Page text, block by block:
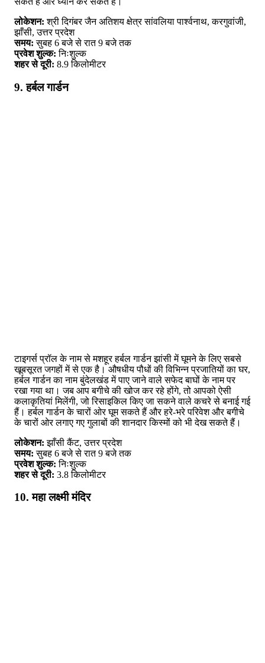
लोकेशन: श्री दिगंबर जैन अतिशय क्षेत्र सांवलिया पार्श्वनाथ, करगुवांजी,
झाँसी, उत्तर प्रदेश
समय: सुबह 6 बजे से रात 9 बजे तक
प्रवेश शुल्क: निःशुल्क
शहर से दूरी: 8.9 किलोमीटर
9. हर्बल गार्डन
टाइगर्स प्रॉल के नाम से मशहूर हर्बल गार्डन झांसी में घूमने के लिए सबसे
खूबसूरत जगहों में से एक है। औषधीय पौधों की विभिन्न प्रजातियों का घर,
हर्बल गार्डन का नाम बुंदेलखंड में पाए जाने वाले सफेद बाघों के नाम पर
रखा गया था। जब आप बगीचे की खोज कर रहे होंगे, तो आपको ऐसी
कलाकृतियां मिलेंगी, जो रिसाइकिल किए जा सकने वाले कचरे से बनाई गई
हैं। हर्बल गार्डन के चारों ओर घूम सकते हैं और हरे-भरे परिवेश और बगीचे
के चारों ओर लगाए गए गुलाबों की शानदार किस्मों को भी देख सकते हैं।
लोकेशन: झाँसी कैंट, उत्तर प्रदेश
समय: सुबह 6 बजे से रात 9 बजे तक
प्रवेश शुल्क: निःशुल्क
शहर से दूरी: 3.8 किलोमीटर
10. महा लक्ष्मी मंदिर